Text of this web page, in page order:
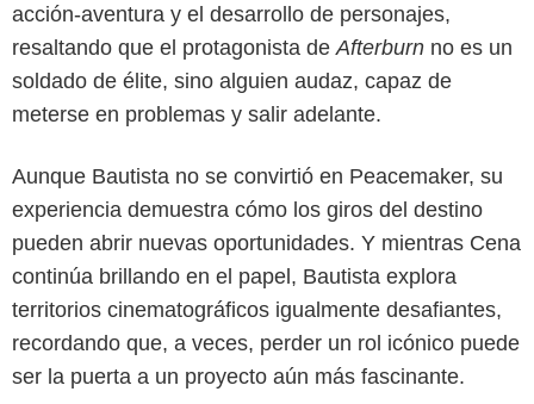
acción-aventura y el desarrollo de personajes,
resaltando que el protagonista de Afterburn no es un
soldado de élite, sino alguien audaz, capaz de
meterse en problemas y salir adelante.
Aunque Bautista no se convirtió en Peacemaker, su
experiencia demuestra cómo los giros del destino
pueden abrir nuevas oportunidades. Y mientras Cena
continúa brillando en el papel, Bautista explora
territorios cinematográficos igualmente desafiantes,
recordando que, a veces, perder un rol icónico puede
ser la puerta a un proyecto aún más fascinante.